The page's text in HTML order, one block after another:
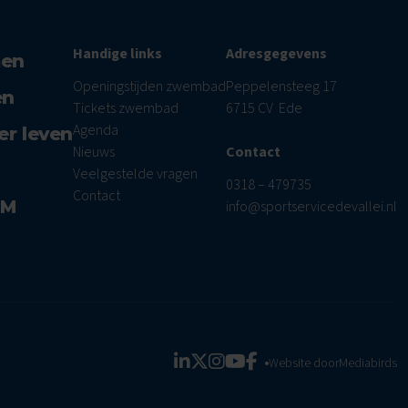
leven
Handige links
Openingstijden zwembad
Tickets zwembad
Agenda
Nieuws
Veelgestelde vragen
Contact
Adresgegevens
Peppelensteeg 17
6715 CV Ede
Contact
0318 – 479735
info@sportservicedevallei.nl
Website doorMediabirds